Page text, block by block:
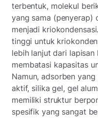
terbentuk, molekul
yang sama (penyerap)
menjadi
tinggi untuk
lebih lanjut dari lapisan
membatasi kapasitas
Namun, adsorben
aktif, silika gel, gel
memiliki struktur
spesifik yang sangat